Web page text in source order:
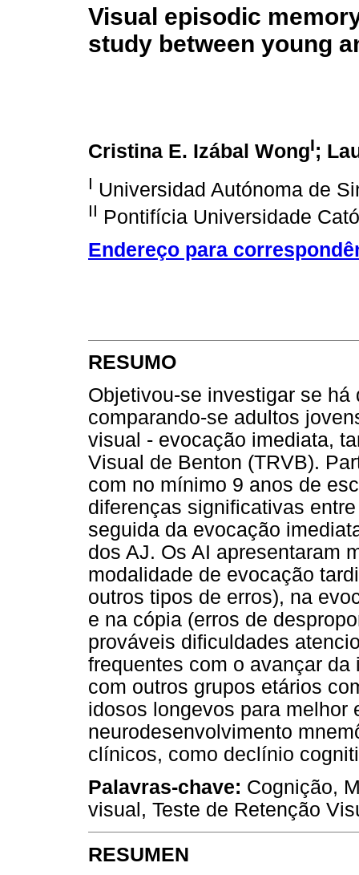
Visual episodic
study between young
Cristina E. Izábal WongI;
I Universidad Autónoma de
II Pontifícia Universidade
Endereço para
RESUMO
Objetivou-se investigar se
comparando-se adultos
visual - evocação imediata,
Visual de Benton (TRVB).
com no mínimo 9 anos de
diferenças significativas
seguida da evocação
dos AJ. Os AI apresentaram
modalidade de evocação
outros tipos de erros), na
e na cópia (erros de
prováveis dificuldades
frequentes com o avançar
com outros grupos etários
idosos longevos para melhor
neurodesenvolvimento
clínicos, como declínio
Palavras-chave: Cognição,
visual, Teste de Retenção
RESUMEN